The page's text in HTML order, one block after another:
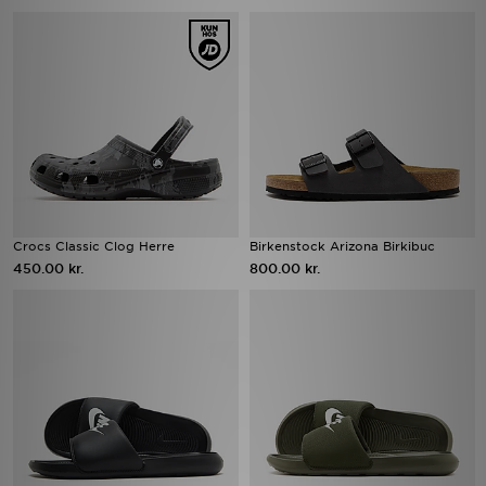
Crocs Classic Clog Herre
450.00 kr.
Birkenstock Arizona Birkibuc
800.00 kr.